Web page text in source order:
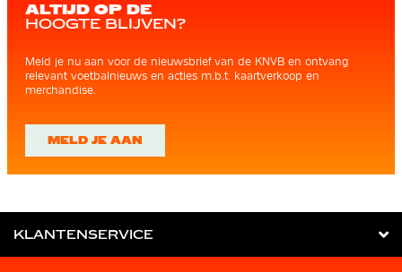
ALTIJD OP DE
HOOGTE BLIJVEN?
Meld je nu aan voor de nieuwsbrief van de KNVB en ontvang
relevant voetbalnieuws en acties m.b.t. kaartverkoop en
merchandise.
MELD JE AAN
KLANTENSERVICE